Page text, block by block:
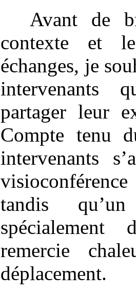
Avant de
contexte et
échanges, je
intervenants
partager leur
Compte tenu
intervenants
tandis
remercie
déplacement.